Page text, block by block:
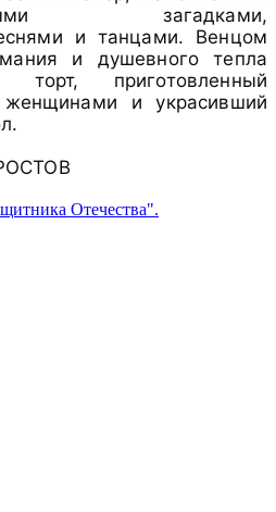
загадками,
и танцами. Венцом
и душевного тепла
приготовленный
и украсивший
Отечества".